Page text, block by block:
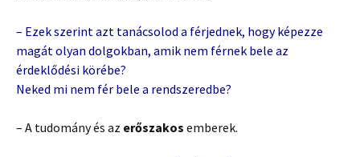
– Ezek szerint azt tanácsolod a férjednek, hogy képezze
magát olyan dolgokban, amik nem férnek bele az
érdeklődési körébe?
Neked mi nem fér bele a rendszeredbe?
– A tudomány és az erőszakos emberek.